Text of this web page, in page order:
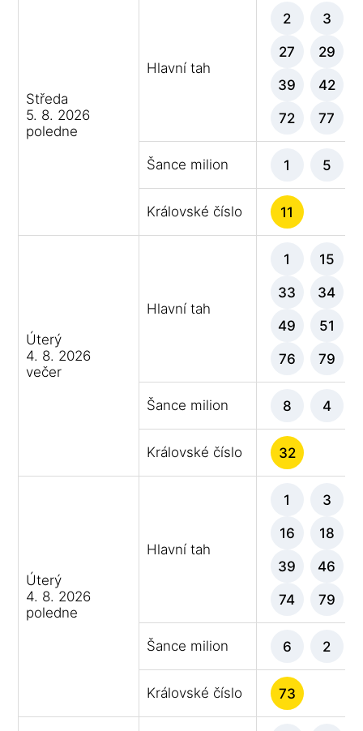
Středa
5. 8. 2026
poledne
Hlavní tah
2 3
27 29
39 42
72 77
Šance milion 1 5
Královské číslo 11
Úterý
4. 8. 2026
večer
Hlavní tah
1 15
33 34
49 51
76 79
Šance milion 8 4
Královské číslo 32
Úterý
4. 8. 2026
poledne
Hlavní tah
1 3
16 18
39 46
74 79
Šance milion 6 2
Královské číslo 73